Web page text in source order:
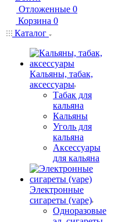
Отложенные 0
Корзина 0
Каталог
Кальяны, табак,
аксессуары
Табак для
кальяна
Кальяны
Уголь для
кальяна
Аксессуары
для кальяна
Электронные
сигареты (vape)
Одноразовые